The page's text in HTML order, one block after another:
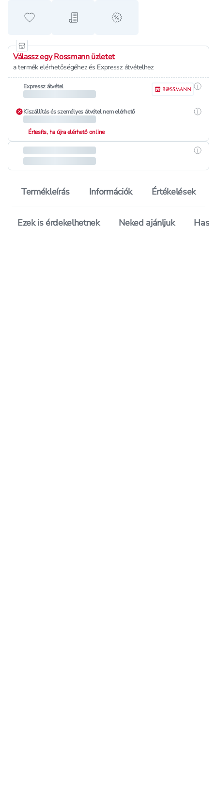
Hozzáadás a kedvencekhez
Hozzáadás a bevásárló listához
alert when on sale
Válassz egy Rossmann üzletet
a termék elérhetőségéhez és Expressz átvételhez
Expressz átvétel
Kiszállítás és személyes átvétel nem elérhető
Értesíts, ha újra elérhető online
Termékleírás Információk Értékelések
Ezek is érdekelhetnek Neked ajánljuk